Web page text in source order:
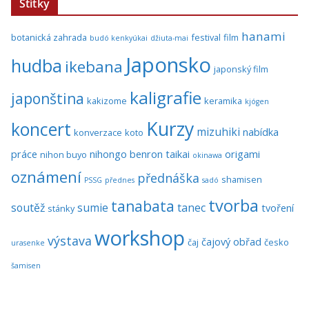
Štítky
botanická zahrada budó kenkyúkai džiuta-mai festival film hanami
hudba ikebana Japonsko japonský film
japonština kakizome kaligrafie keramika kjógen
koncert konverzace koto Kurzy mizuhiki nabídka
práce nihon buyo nihongo benron taikai okinawa origami
oznámení PSSG přednes přednáška sadó shamisen
soutěž stánky sumie tanabata tanec tvorba tvoření
urasenke výstava workshop čaj čajový obřad česko
šamisen